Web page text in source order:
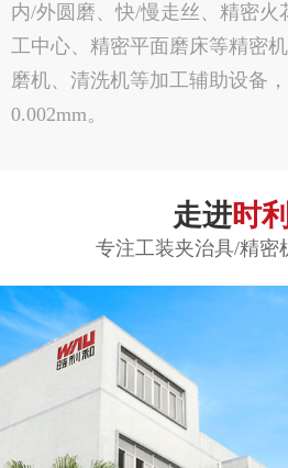
内/外圆磨、快/慢走丝、精密火
工中心、精密平面磨床等精密
磨机、清洗机等加工辅助设备
0.002mm。
走进时
专注工装夹治具/精密